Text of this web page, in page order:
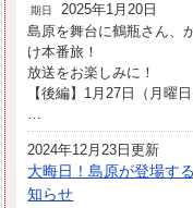
期日
2025年1月20日
島原を舞台に鶴瓶さん、
け本番旅！
放送をお楽しみに！
【後編】1月27日（月曜
…
2024年12月23日更新
大晦日！島原が登場す
知らせ